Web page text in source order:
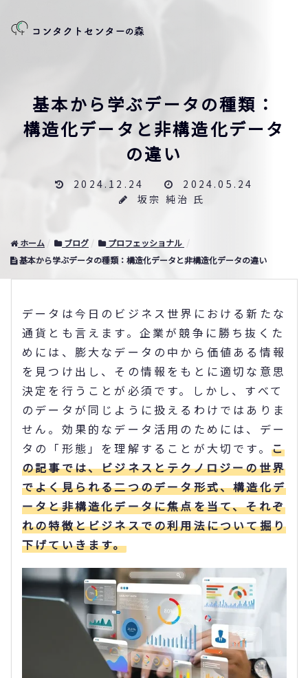
基本から学ぶデータの種類：
構造化データと非構造化データ
の違い
2024.12.24
2024.05.24
坂宗 純治 氏
ホーム ブログ
プロフェッショナル
基本から学ぶデータの種類：構造化データと非構造化データの違い
データは今日のビジネス世界における新たな
通貨とも言えます。企業が競争に勝ち抜くた
めには、膨大なデータの中から価値ある情報
を見つけ出し、その情報をもとに適切な意思
決定を行うことが必須です。しかし、すべて
のデータが同じように扱えるわけではありま
せん。効果的なデータ活用のためには、デー
タの「形態」を理解することが大切です。 こ
の記事では、ビジネスとテクノロジーの世界
でよく見られる二つのデータ形式、構造化デ
ータと非構造化データに焦点を当て、それぞ
れの特徴とビジネスでの利用法について掘り
下げていきます。